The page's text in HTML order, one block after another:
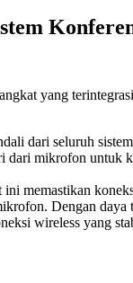
yang
dari seluruh
dari mikrofon untuk
ini memastikan
Dengan daya
wireless yang